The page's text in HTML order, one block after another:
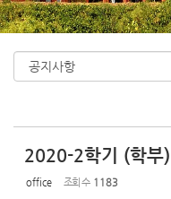
2020-2학기 (학부
office 조회 수 1183